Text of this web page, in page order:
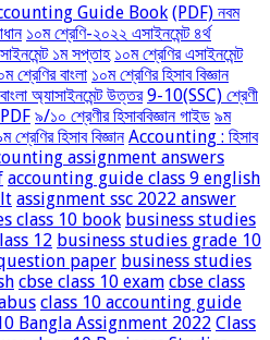
Guide Book (PDF) নবম
১০ম শ্রেণি-২০২২ এসাইনমেন্ট ৪র্থ
১ম সপ্তাহ ১০ম শ্রেণির এসাইনমেন্ট
শ্রেণির বাংলা ১০ম শ্রেণির হিসাব বিজ্ঞান
অ্যাসাইনমেন্ট উত্তর 9-10(SSC) শ্রেণী
৯/১০ শ্রেণীর হিসাববিজ্ঞান গাইড ৯ম
শ্রেণির হিসাব বিজ্ঞান Accounting : হিসাব
assignment answers
accounting guide class 9 english
assignment ssc 2022 answer
class 10 book business studies
12 business studies grade 10
paper business studies
cbse class 10 exam cbse class
class 10 accounting guide
Bangla Assignment 2022 Class